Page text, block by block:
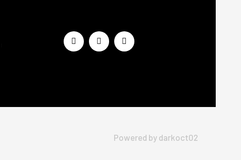
Powered by darkoct02